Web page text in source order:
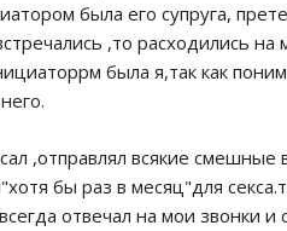
была его супруга,
,то расходились
была я,так как
,отправлял всякие
бы раз в месяц"для
отвечал на мои звонки